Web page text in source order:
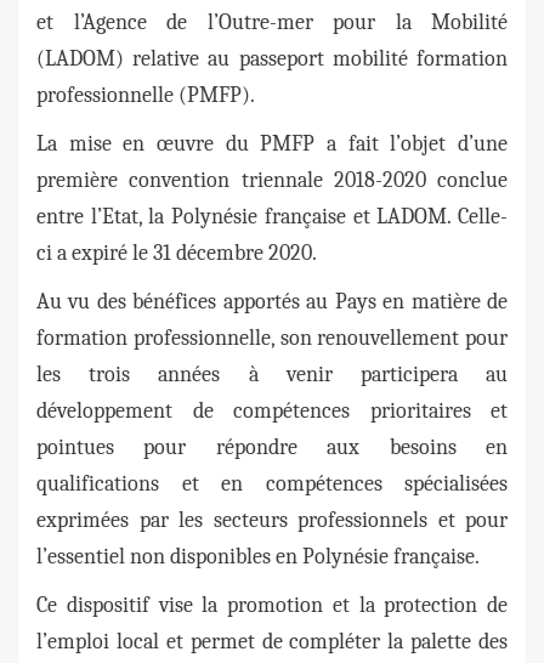
et l’Agence de l’Outre-mer pour la Mobilité
(LADOM) relative au passeport mobilité formation
professionnelle (PMFP).
La mise en œuvre du PMFP a fait l’objet d’une
première convention triennale 2018-2020 conclue
entre l’Etat, la Polynésie française et LADOM. Celle-
ci a expiré le 31 décembre 2020.
Au vu des bénéfices apportés au Pays en matière de
formation professionnelle, son renouvellement pour
les trois années à venir participera au
développement de compétences prioritaires et
pointues pour répondre aux besoins en
qualifications et en compétences spécialisées
exprimées par les secteurs professionnels et pour
l’essentiel non disponibles en Polynésie française.
Ce dispositif vise la promotion et la protection de
l’emploi local et permet de compléter la palette des